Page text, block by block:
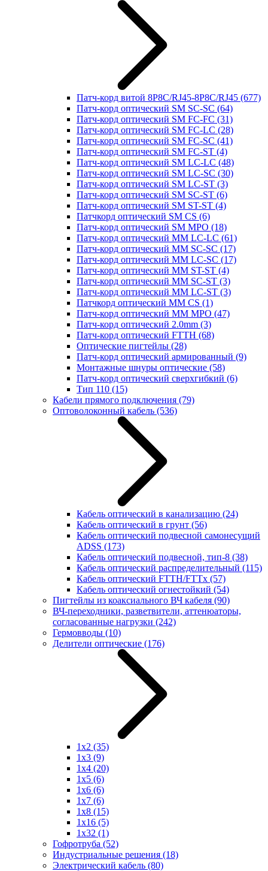
Патч-корд витой 8P8C/RJ45-8P8C/RJ45 (677)
Патч-корд оптический SM SC-SC (64)
Патч-корд оптический SM FC-FC (31)
Патч-корд оптический SM FC-LC (28)
Патч-корд оптический SM FC-SC (41)
Патч-корд оптический SM FC-ST (4)
Патч-корд оптический SM LC-LC (48)
Патч-корд оптический SM LC-SC (30)
Патч-корд оптический SM LC-ST (3)
Патч-корд оптический SM SC-ST (6)
Патч-корд оптический SM ST-ST (4)
Патчкорд оптический SM CS (6)
Патч-корд оптический SM MPO (18)
Патч-корд оптический MM LC-LC (61)
Патч-корд оптический MM SC-SC (17)
Патч-корд оптический MM LC-SC (17)
Патч-корд оптический MM ST-ST (4)
Патч-корд оптический MM SC-ST (3)
Патч-корд оптический MM LC-ST (3)
Патчкорд оптический MM CS (1)
Патч-корд оптический MM MPO (47)
Патч-корд оптический 2.0mm (3)
Патч-корд оптический FTTH (68)
Оптические пигтейлы (28)
Патч-корд оптический армированный (9)
Монтажные шнуры оптические (58)
Патч-корд оптический сверхгибкий (6)
Тип 110 (15)
Кабели прямого подключения (79)
Оптоволоконный кабель (536)
Кабель оптический в канализацию (24)
Кабель оптический в грунт (56)
Кабель оптический подвесной самонесущий
ADSS (173)
Кабель оптический подвесной, тип-8 (38)
Кабель оптический распределительный (115)
Кабель оптический FTTH/FTTx (57)
Кабель оптический огнестойкий (54)
Пигтейлы из коаксиального ВЧ кабеля (90)
ВЧ-переходники, разветвители, аттенюаторы,
согласованные нагрузки (242)
Гермовводы (10)
Делители оптические (176)
1x2 (35)
1x3 (9)
1x4 (20)
1x5 (6)
1x6 (6)
1x7 (6)
1x8 (15)
1x16 (5)
1x32 (1)
Гофротруба (52)
Индустриальные решения (18)
Электрический кабель (80)